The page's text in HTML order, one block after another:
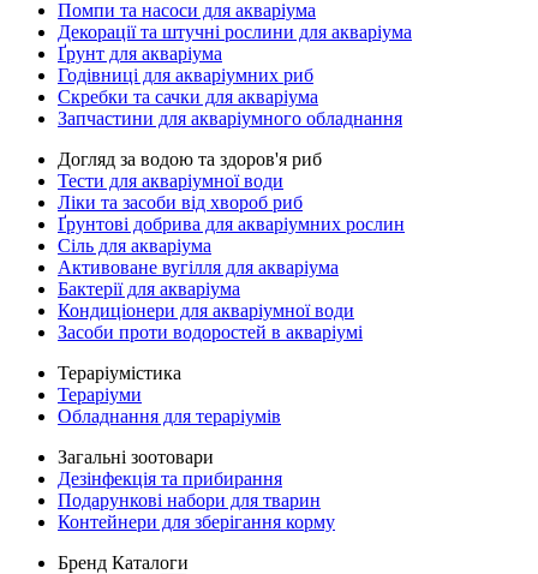
Помпи та насоси для акваріума
Декорації та штучні рослини для акваріума
Ґрунт для акваріума
Годівниці для акваріумних риб
Скребки та сачки для акваріума
Запчастини для акваріумного обладнання
Догляд за водою та здоров'я риб
Тести для акваріумної води
Ліки та засоби від хвороб риб
Ґрунтові добрива для акваріумних рослин
Сіль для акваріума
Активоване вугілля для акваріума
Бактерії для акваріума
Кондиціонери для акваріумної води
Засоби проти водоростей в акваріумі
Тераріумістика
Тераріуми
Обладнання для тераріумів
Загальні зоотовари
Дезінфекція та прибирання
Подарункові набори для тварин
Контейнери для зберігання корму
Бренд Каталоги